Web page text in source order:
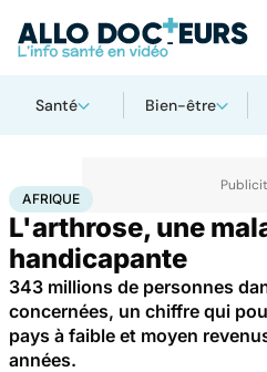
Santé Bien-être
AccueilSanté
AFRIQUE
L'arthrose, une
handicapante
343 millions de personnes
concernées, un chiffre qui
pays à faible et moyen
années.